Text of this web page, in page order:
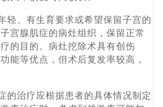
轻、有生育要求或希望保留子宫的
宫腺肌症的病灶组织，保留正常
的目的。病灶挖除术具有创伤
能等优点，但术后复发率较高，
的治疗应根据患者的具体情况制定